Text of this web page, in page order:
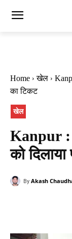
Home खेल
का टिकट
खेल
Kanpur :
को
By Akash